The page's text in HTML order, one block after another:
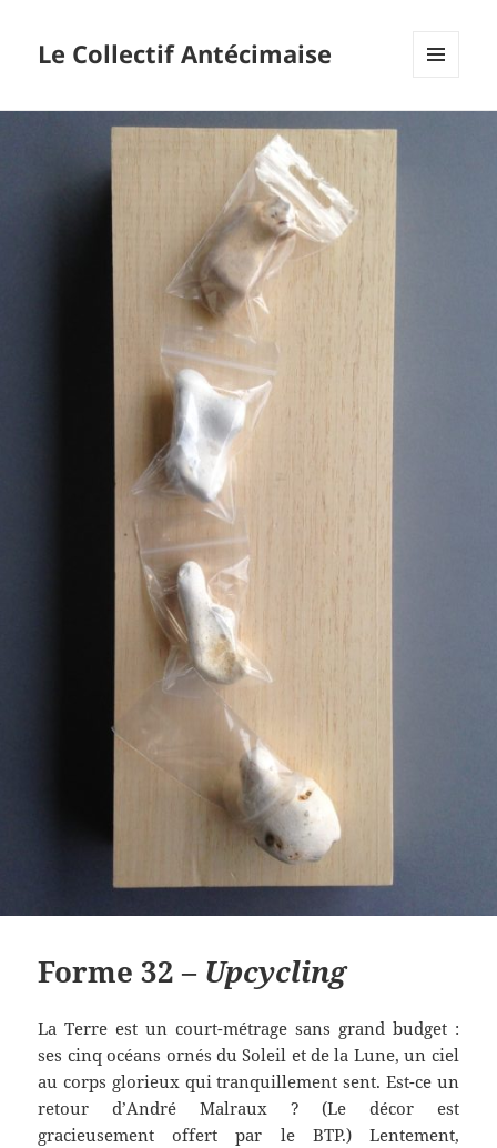
Le Collectif Antécimaise
Forme 32 – Upcycling
La Terre est un court-métrage sans grand budget :
ses cinq océans ornés du Soleil et de la Lune, un ciel
au corps glorieux qui tranquillement sent. Est-ce un
retour d’André Malraux ? (Le décor est
gracieusement offert par le BTP.) Lentement,